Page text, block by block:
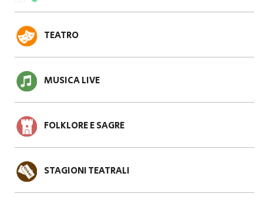
TEATRO
MUSICA LIVE
FOLKLORE E SAGRE
STAGIONI TEATRALI